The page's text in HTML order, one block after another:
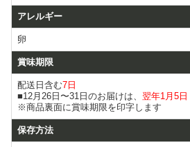
アレルギー
卵
賞味期限
配送日含む7日
■12月26日〜31日のお届けは、 翌年1月5日
※商品裏面に賞味期限を印字します
保存方法